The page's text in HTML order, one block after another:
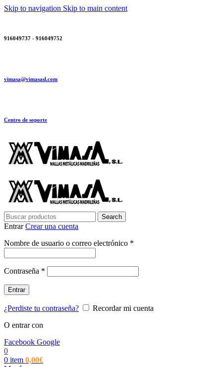
Skip to navigation Skip to main content
916049737 - 916049752
vimasa@vimasasl.com
Centro de soporte
Search
EntrarCrear una cuenta
Nombre de usuario o correo electrónico *
Contraseña *
Entrar
¿Perdiste tu contraseña?
Recordar mi cuenta
O entrar con
Facebook Google
0
0 item 0,00€